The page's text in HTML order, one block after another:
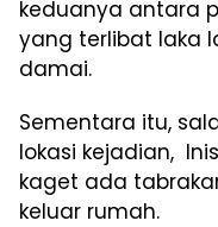
keduanya antara
yang terlibat laka
damai.
Sementara itu,
lokasi kejadian,
kaget ada
keluar rumah.